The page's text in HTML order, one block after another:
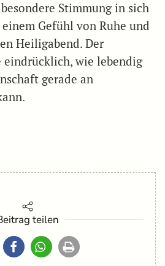
Stimmung in sich
Gefühl von Ruhe und
Heiligabend. Der
eindrücklich, wie lebendig
gerade an
teilen